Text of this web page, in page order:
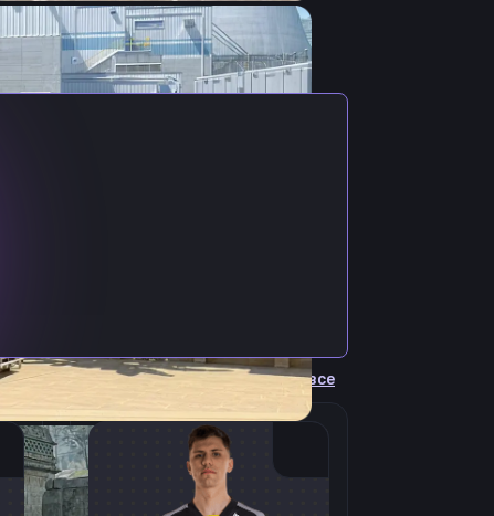
актуальными настройками
Cмотреть все